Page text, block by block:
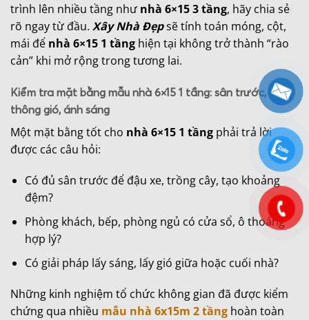
trình lên nhiều tầng như nhà 6×15 3 tầng, hãy chia sẻ
rõ ngay từ đầu. Xây Nhà Đẹpsẽ tính toán móng, cột,
mái để nhà 6×15 1 tầng hiện tại không trở thành “rào
cản” khi mở rộng trong tương lai.
Kiểm tra mặt bằng mẫu nhà 6×15 1 tầng: sân trước,
thông gió, ánh sáng
Một mặt bằng tốt cho nhà 6×15 1 tầng phải trả lời
được các câu hỏi:
Có đủ sân trước để đậu xe, trồng cây, tạo khoảng
đệm?
Phòng khách, bếp, phòng ngủ có cửa sổ, ô thoáng
hợp lý?
Có giải pháp lấy sáng, lấy gió giữa hoặc cuối nhà?
Những kinh nghiệm tổ chức không gian đã được kiểm
chứng qua nhiều mẫu nhà 6x15m 2 tầng hoàn toàn